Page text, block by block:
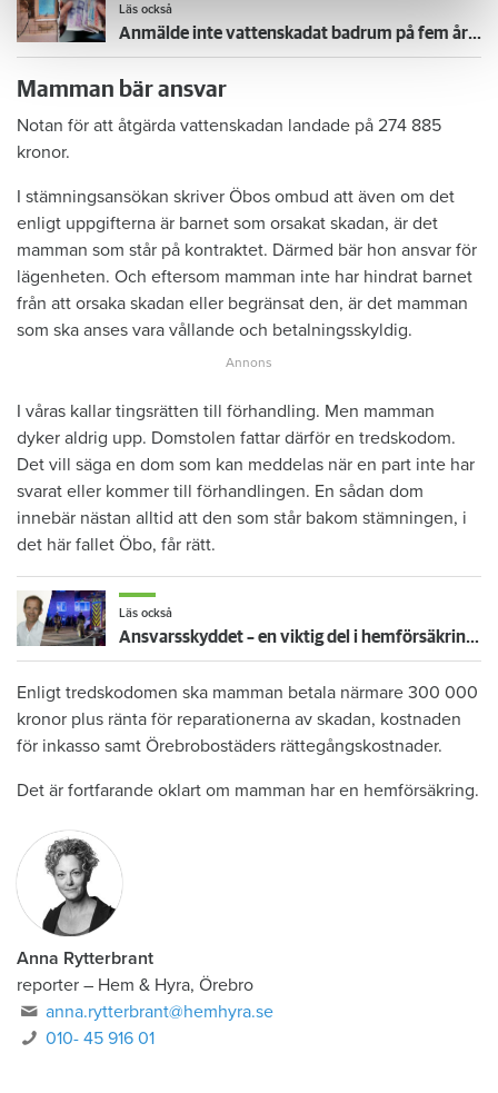
Läs också
Anmälde inte vattenskadat badrum på fem år – krävs på 125 000 kronor
Mamman bär ansvar
Notan för att åtgärda vattenskadan landade på 274 885
kronor.
I stämningsansökan skriver Öbos ombud att även om det
enligt uppgifterna är barnet som orsakat skadan, är det
mamman som står på kontraktet. Därmed bär hon ansvar för
lägenheten. Och eftersom mamman inte har hindrat barnet
från att orsaka skadan eller begränsat den, är det mamman
som ska anses vara vållande och betalningsskyldig.
I våras kallar tingsrätten till förhandling. Men mamman
dyker aldrig upp. Domstolen fattar därför en tredskodom.
Det vill säga en dom som kan meddelas när en part inte har
svarat eller kommer till förhandlingen. En sådan dom
innebär nästan alltid att den som står bakom stämningen, i
det här fallet Öbo, får rätt.
Läs också
Ansvarsskyddet – en viktig del i hemförsäkringen
Enligt tredskodomen ska mamman betala närmare 300 000
kronor plus ränta för reparationerna av skadan, kostnaden
för inkasso samt Örebrobostäders rättegångskostnader.
Det är fortfarande oklart om mamman har en hemförsäkring.
Anna Rytterbrant
reporter – Hem & Hyra, Örebro
anna.rytterbrant@hemhyra.se
010- 45 916 01